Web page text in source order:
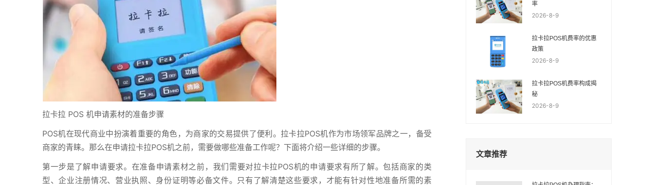
拉卡拉 POS 机申请素材的准备步骤
POS机在现代商业中扮演着重要的角色，为商家的交易提供了便利。拉卡拉POS机作为市场领军品牌之一，备受
商家的青睐。那么在申请拉卡拉POS机之前，需要做哪些准备工作呢？下面将介绍一些详细的步骤。
第一步是了解申请要求。在准备申请素材之前，我们需要对拉卡拉POS机的申请要求有所了解。包括商家的类
型、企业注册情况、营业执照、身份证明等必备文件。只有了解清楚这些要求，才能有针对性地准备所需的素
率
2026-8-9
拉卡拉POS机费率的优惠
政策
2026-8-9
拉卡拉POS机费率构成揭
秘
2026-8-9
文章推荐